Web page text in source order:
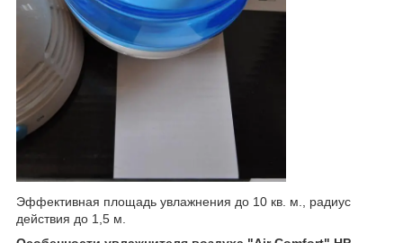
Эффективная площадь увлажнения до 10 кв. м., радиус
действия до 1,5 м.